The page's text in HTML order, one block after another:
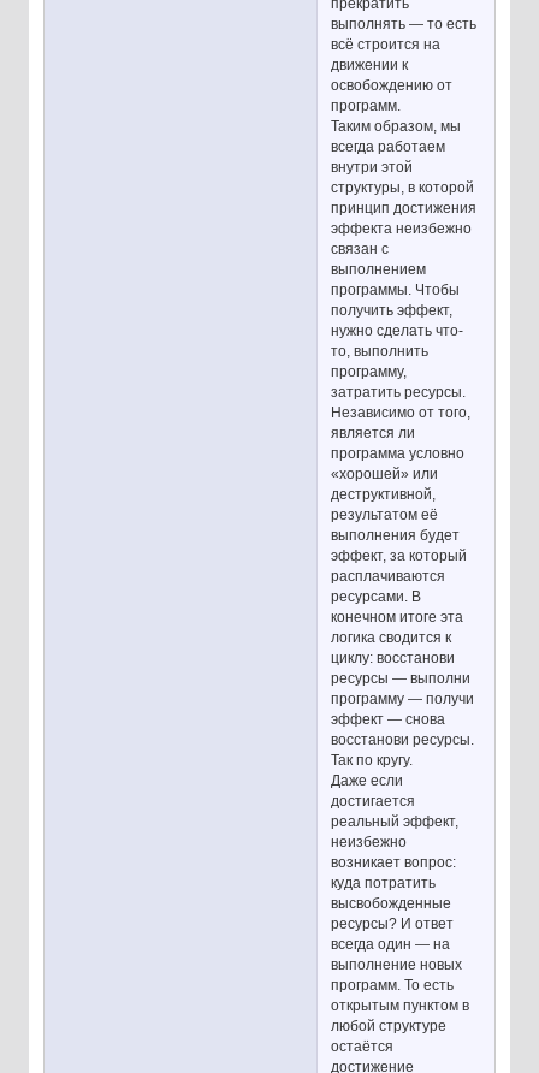
выполнять — то есть
всё строится на
движении к
освобождению от
программ.
Таким образом, мы
всегда работаем
внутри этой
структуры, в которой
принцип достижения
эффекта неизбежно
связан с
выполнением
программы. Чтобы
получить эффект,
нужно сделать что-
то, выполнить
программу,
затратить ресурсы.
Независимо от того,
является ли
программа условно
«хорошей» или
деструктивной,
результатом её
выполнения будет
эффект, за который
расплачиваются
ресурсами. В
конечном итоге эта
логика сводится к
циклу: восстанови
ресурсы — выполни
программу — получи
эффект — снова
восстанови ресурсы.
Так по кругу.
Даже если
достигается
реальный эффект,
неизбежно
возникает вопрос:
куда потратить
высвобожденные
ресурсы? И ответ
всегда один — на
выполнение новых
программ. То есть
открытым пунктом в
любой структуре
остаётся
достижение